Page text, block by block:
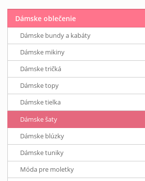
Dámske oblečenie
Dámske bundy a kabáty
Dámske mikiny
Dámske tričká
Dámske topy
Dámske tielka
Dámske šaty
Dámske blúzky
Dámske tuniky
Móda pre moletky